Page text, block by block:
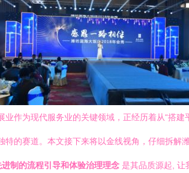
作为现代服务业的关键领域，正经历着从“搭
的赛道。本文接下来将以金线视角，仔细拆
进制的流程引导和体验治理理念 是其品质源起, 让